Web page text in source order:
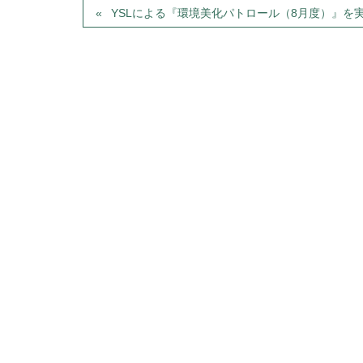
YSLによる『環境美化パトロール（8月度）』を